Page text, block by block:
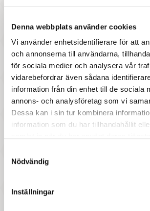
Denna webbplats använder cookies
Vi använder enhetsidentifierare för att
och annonserna till användarna,
för sociala medier och analysera vår
vidarebefordrar även sådana
information från din enhet till de sociala
annons- och analysföretag som vi
Dessa kan i sin tur kombinera
information som du har tillhandahållit
Nödvändig
Inställningar
Pris
217 :-
Tender Leaf Toys -
Väggdekorationer dockhus
Lundby